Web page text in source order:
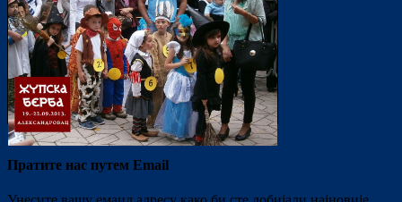
Пратите нас путем Email